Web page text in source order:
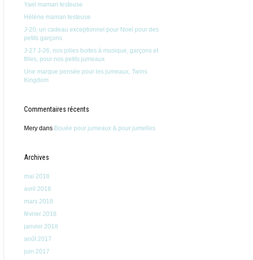
Yael maman testeuse
Hélène maman testeuse
J-20, un cadeau exceptionnel pour Noel pour des
petits garçons
J-27 J-26, nos jolies boites à musique, garçons et
filles, pour nos petits jumeaux
Une marque pensée pour les jumeaux, Twins
Kingdom
Commentaires récents
Mery dans Bouée pour jumeaux & pour jumelles
Archives
mai 2018
avril 2018
mars 2018
février 2018
janvier 2018
août 2017
juin 2017